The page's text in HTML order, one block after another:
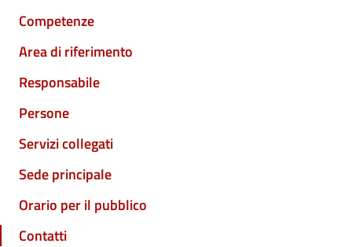
Competenze
Area di riferimento
Responsabile
Persone
Servizi collegati
Sede principale
Orario per il pubblico
Contatti